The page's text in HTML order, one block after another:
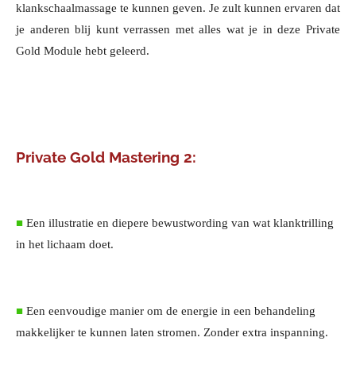
klankschaalmassage te kunnen geven. Je zult kunnen ervaren dat
je anderen blij kunt verrassen met alles wat je in deze Private
Gold Module hebt geleerd.
Private Gold Mastering 2:
■ Een illustratie en diepere bewustwording van wat klanktrilling
in het lichaam doet.
■ Een eenvoudige manier om de energie in een behandeling
makkelijker te kunnen laten stromen. Zonder extra inspanning.